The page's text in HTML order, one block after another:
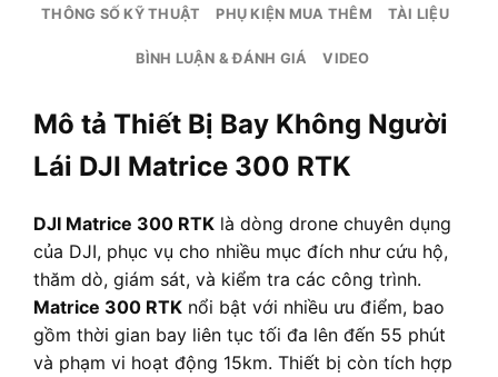
THÔNG SỐ KỸ THUẬT PHỤ KIỆN MUA THÊM TÀI LIỆU
BÌNH LUẬN & ĐÁNH GIÁ VIDEO
Mô tả Thiết Bị Bay Không Người
Lái DJI Matrice 300 RTK
DJI Matrice 300 RTK là dòng drone chuyên dụng
của DJI, phục vụ cho nhiều mục đích như cứu hộ,
thăm dò, giám sát, và kiểm tra các công trình.
Matrice 300 RTK nổi bật với nhiều ưu điểm, bao
gồm thời gian bay liên tục tối đa lên đến 55 phút
và phạm vi hoạt động 15km. Thiết bị còn tích hợp